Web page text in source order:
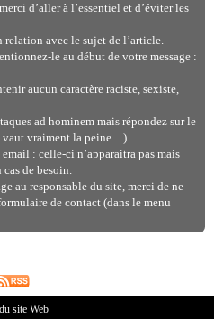
d’aller à l’essentiel et d’éviter les
avec le sujet de l’article.
le au début de votre message :
aucun caractère raciste, sexiste,
ad hominem mais répondez sur le
vaut vraiment la peine…)
email : celle-ci n’apparaitra pas mais
de besoin.
au responsable du site, merci de ne
de contact (dans le menu
site Web